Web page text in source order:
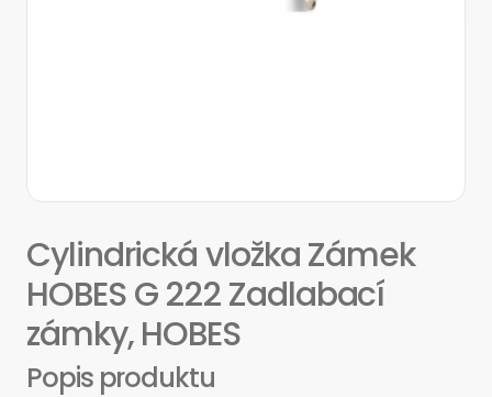
Cylindrická vložka Zámek
HOBES G 222 Zadlabací
zámky, HOBES
Popis produktu